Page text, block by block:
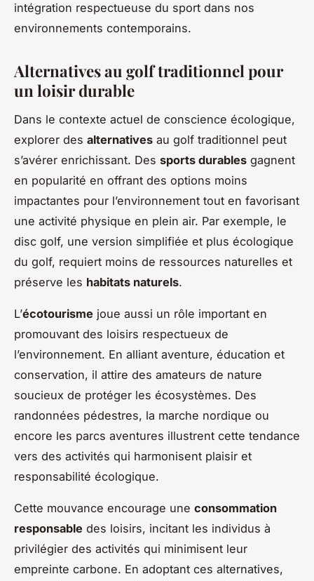
intégration respectueuse du sport dans nos
environnements contemporains.
Alternatives au golf traditionnel pour
un loisir durable
Dans le contexte actuel de conscience écologique,
explorer des alternatives au golf traditionnel peut
s’avérer enrichissant. Des sports durables gagnent
en popularité en offrant des options moins
impactantes pour l’environnement tout en favorisant
une activité physique en plein air. Par exemple, le
disc golf, une version simplifiée et plus écologique
du golf, requiert moins de ressources naturelles et
préserve les habitats naturels.
L’écotourisme joue aussi un rôle important en
promouvant des loisirs respectueux de
l’environnement. En alliant aventure, éducation et
conservation, il attire des amateurs de nature
soucieux de protéger les écosystèmes. Des
randonnées pédestres, la marche nordique ou
encore les parcs aventures illustrent cette tendance
vers des activités qui harmonisent plaisir et
responsabilité écologique.
Cette mouvance encourage une consommation
responsable des loisirs, incitant les individus à
privilégier des activités qui minimisent leur
empreinte carbone. En adoptant ces alternatives,